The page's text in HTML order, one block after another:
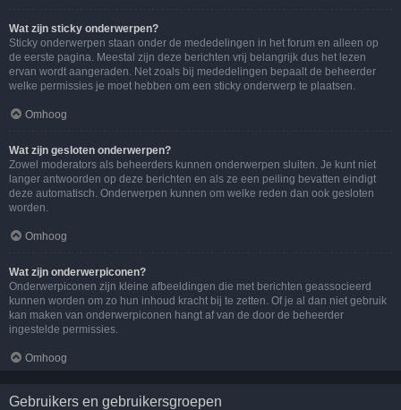
Wat zijn sticky onderwerpen?
Sticky onderwerpen staan onder de mededelingen in het forum en alleen op
de eerste pagina. Meestal zijn deze berichten vrij belangrijk dus het lezen
ervan wordt aangeraden. Net zoals bij mededelingen bepaalt de beheerder
welke permissies je moet hebben om een sticky onderwerp te plaatsen.
Omhoog
Wat zijn gesloten onderwerpen?
Zowel moderators als beheerders kunnen onderwerpen sluiten. Je kunt niet
langer antwoorden op deze berichten en als ze een peiling bevatten eindigt
deze automatisch. Onderwerpen kunnen om welke reden dan ook gesloten
worden.
Omhoog
Wat zijn onderwerpiconen?
Onderwerpiconen zijn kleine afbeeldingen die met berichten geassocieerd
kunnen worden om zo hun inhoud kracht bij te zetten. Of je al dan niet gebruik
kan maken van onderwerpiconen hangt af van de door de beheerder
ingestelde permissies.
Omhoog
Gebruikers en gebruikersgroepen